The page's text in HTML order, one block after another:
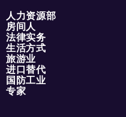
人力资源部
房间人
法律实务
生活方式
旅游业
进口替代
国防工业
专家